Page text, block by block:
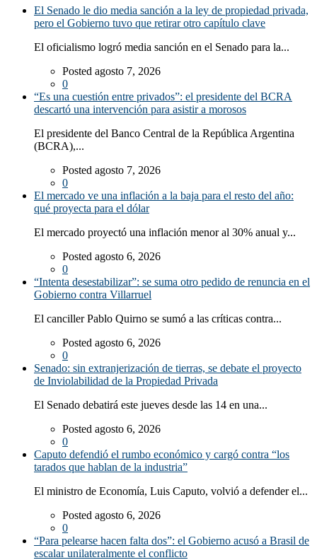
El Senado le dio media sanción a la ley de propiedad privada,
pero el Gobierno tuvo que retirar otro capítulo clave
El oficialismo logró media sanción en el Senado para la...
Posted agosto 7, 2026
0
“Es una cuestión entre privados”: el presidente del BCRA
descartó una intervención para asistir a morosos
El presidente del Banco Central de la República Argentina
(BCRA),...
Posted agosto 7, 2026
0
El mercado ve una inflación a la baja para el resto del año:
qué proyecta para el dólar
El mercado proyectó una inflación menor al 30% anual y...
Posted agosto 6, 2026
0
“Intenta desestabilizar”: se suma otro pedido de renuncia en el
Gobierno contra Villarruel
El canciller Pablo Quirno se sumó a las críticas contra...
Posted agosto 6, 2026
0
Senado: sin extranjerización de tierras, se debate el proyecto
de Inviolabilidad de la Propiedad Privada
El Senado debatirá este jueves desde las 14 en una...
Posted agosto 6, 2026
0
Caputo defendió el rumbo económico y cargó contra “los
tarados que hablan de la industria”
El ministro de Economía, Luis Caputo, volvió a defender el...
Posted agosto 6, 2026
0
“Para pelearse hacen falta dos”: el Gobierno acusó a Brasil de
escalar unilateralmente el conflicto